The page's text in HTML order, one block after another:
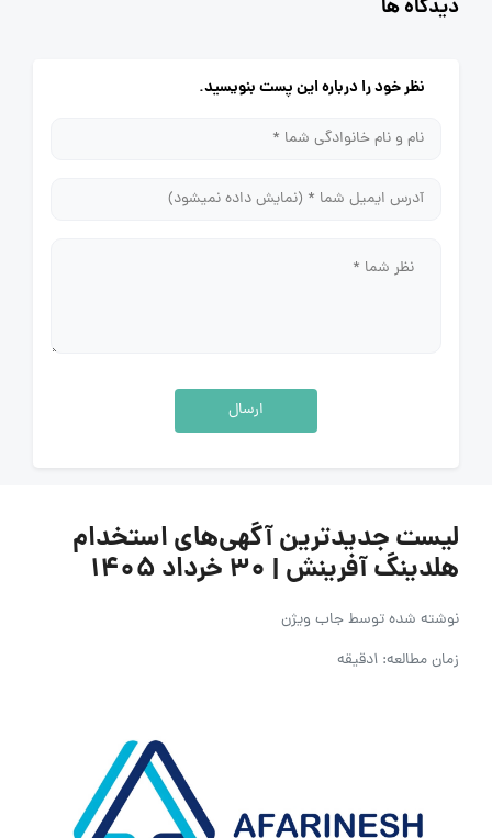
دیدگاه ها
نظر خود را درباره این پست بنویسید.
ارسال
لیست جدیدترین آگهی‌های استخدام
هلدینگ آفرینش | ۳۰ خرداد ۱۴۰۵
نوشته شده توسطجاب ویژن
زمان مطالعه: 1دقیقه